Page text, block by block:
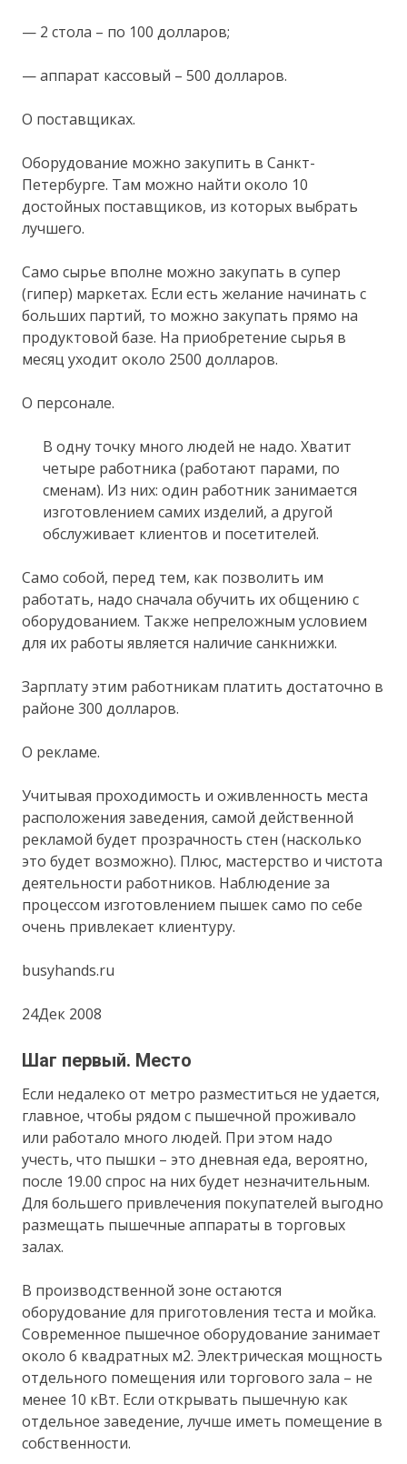
— 2 стола – по 100 долларов;
— аппарат кассовый – 500 долларов.
О поставщиках.
Оборудование можно закупить в Санкт-
Петербурге. Там можно найти около 10
достойных поставщиков, из которых выбрать
лучшего.
Само сырье вполне можно закупать в супер
(гипер) маркетах. Если есть желание начинать с
больших партий, то можно закупать прямо на
продуктовой базе. На приобретение сырья в
месяц уходит около 2500 долларов.
О персонале.
В одну точку много людей не надо. Хватит
четыре работника (работают парами, по
сменам). Из них: один работник занимается
изготовлением самих изделий, а другой
обслуживает клиентов и посетителей.
Само собой, перед тем, как позволить им
работать, надо сначала обучить их общению с
оборудованием. Также непреложным условием
для их работы является наличие санкнижки.
Зарплату этим работникам платить достаточно в
районе 300 долларов.
О рекламе.
Учитывая проходимость и оживленность места
расположения заведения, самой действенной
рекламой будет прозрачность стен (насколько
это будет возможно). Плюс, мастерство и чистота
деятельности работников. Наблюдение за
процессом изготовлением пышек само по себе
очень привлекает клиентуру.
busyhands.ru
24Дек 2008
Шаг первый. Место
Если недалеко от метро разместиться не удается,
главное, чтобы рядом с пышечной проживало
или работало много людей. При этом надо
учесть, что пышки – это дневная еда, вероятно,
после 19.00 спрос на них будет незначительным.
Для большего привлечения покупателей выгодно
размещать пышечные аппараты в торговых
залах.
В производственной зоне остаются
оборудование для приготовления теста и мойка.
Современное пышечное оборудование занимает
около 6 квадратных м2. Электрическая мощность
отдельного помещения или торгового зала – не
менее 10 кВт. Если открывать пышечную как
отдельное заведение, лучше иметь помещение в
собственности.